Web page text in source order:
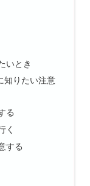
いとき
知りたい注意
る
く
する